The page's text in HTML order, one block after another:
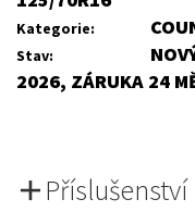
663Kč.
Kategorie:
Stav:
2026, ZÁRUKA 24